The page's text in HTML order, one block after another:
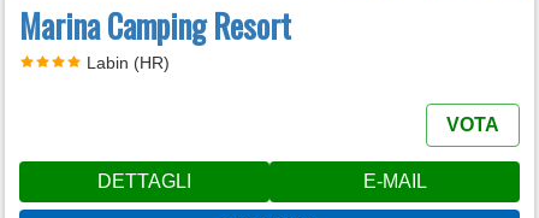
Marina Camping Resort
Labin (HR)
VOTA
DETTAGLI E-MAIL